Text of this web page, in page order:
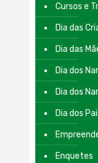
Cursos e
Dia das
Dia das
Dia dos
Dia dos
Dia dos
Enquetes